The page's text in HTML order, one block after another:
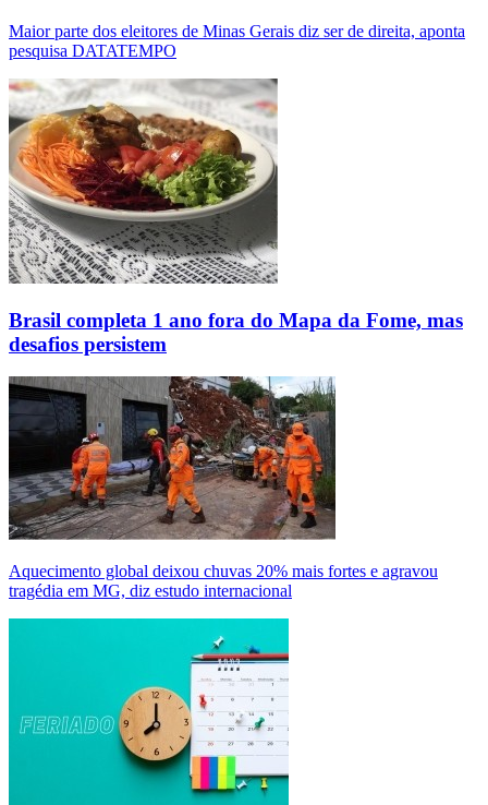
Maior parte dos eleitores de Minas Gerais diz ser de direita, aponta
pesquisa DATATEMPO
Brasil completa 1 ano fora do Mapa da Fome, mas
desafios persistem
Aquecimento global deixou chuvas 20% mais fortes e agravou
tragédia em MG, diz estudo internacional